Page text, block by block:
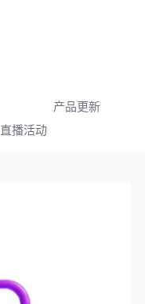
产品更新
直播活动